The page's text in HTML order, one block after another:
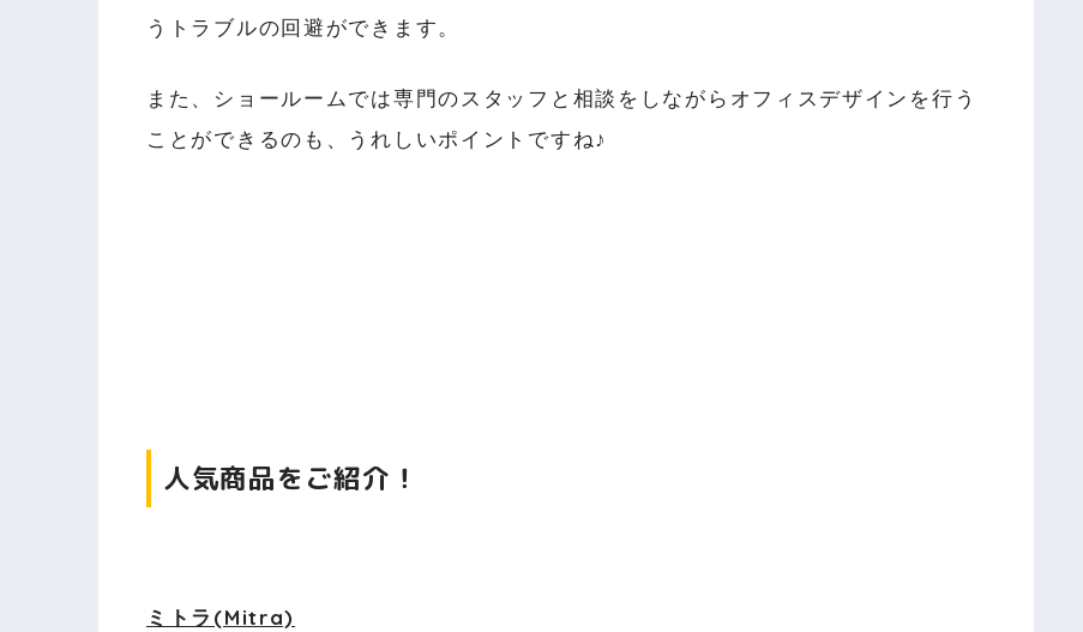
うトラブルの回避ができます。
また、ショールームでは専門のスタッフと相談をしながらオフィスデザインを行う
ことができるのも、うれしいポイントですね♪
人気商品をご紹介！
ミトラ(Mitra)